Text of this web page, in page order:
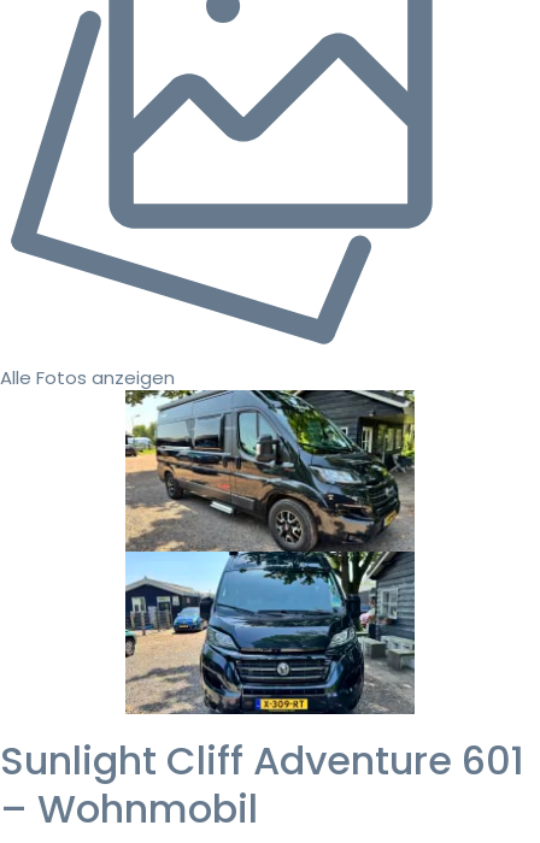
Alle Fotos anzeigen
Sunlight Cliff Adventure 601
– Wohnmobil